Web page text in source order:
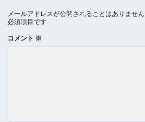
メールアドレスが公開されることはありません
必須項目です
コメント ※